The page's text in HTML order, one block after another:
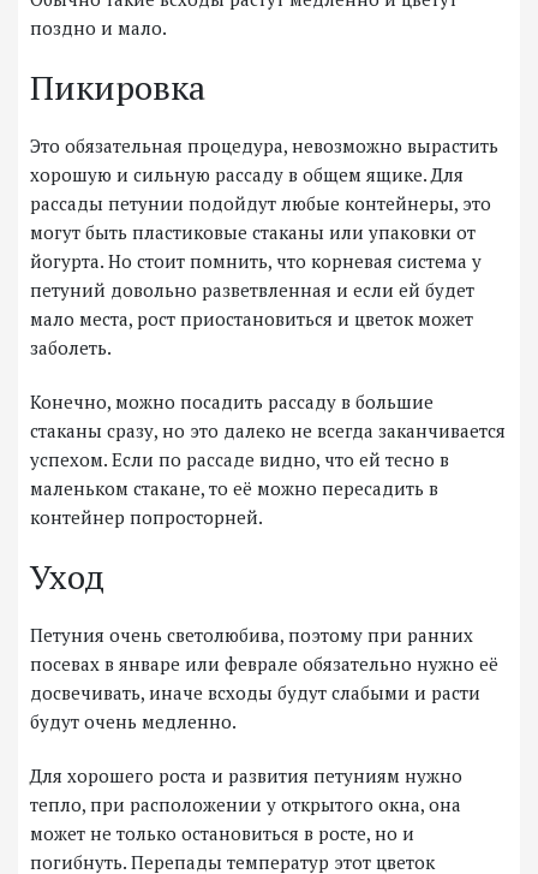
поздно и мало.
Пикировка
Это обязательная процедура, невозможно вырастить
хорошую и сильную рассаду в общем ящике. Для
рассады петунии подойдут любые контейнеры, это
могут быть пластиковые стаканы или упаковки от
йогурта. Но стоит помнить, что корневая система у
петуний довольно разветвленная и если ей будет
мало места, рост приостановиться и цветок может
заболеть.
Конечно, можно посадить рассаду в большие
стаканы сразу, но это далеко не всегда заканчивается
успехом. Если по рассаде видно, что ей тесно в
маленьком стакане, то её можно пересадить в
контейнер попросторней.
Уход
Петуния очень светолюбива, поэтому при ранних
посевах в январе или феврале обязательно нужно её
досвечивать, иначе всходы будут слабыми и расти
будут очень медленно.
Для хорошего роста и развития петуниям нужно
тепло, при расположении у открытого окна, она
может не только остановиться в росте, но и
погибнуть. Перепады температур этот цветок